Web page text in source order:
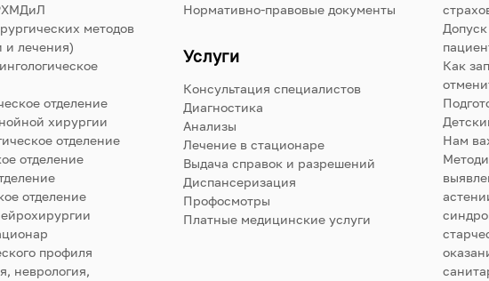
методов
и лечения)
отделение
хирургии
отделение
отделение
отделение
профиля
неврология,
Нормативно-правовые документы
Услуги
Консультация специалистов
Диагностика
Анализы
Лечение в стационаре
Выдача справок и разрешений
Диспансеризация
Профосмотры
Платные медицинские услуги
Как
Нам